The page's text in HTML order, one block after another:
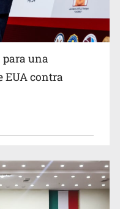
de policías,
para una
contra